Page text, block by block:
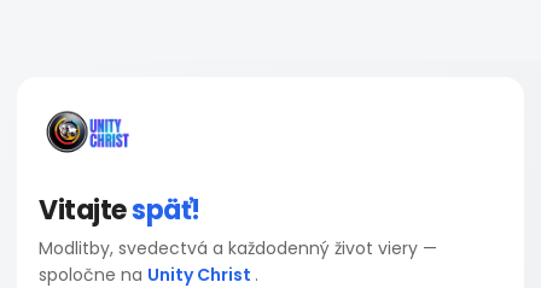
Vitajtespäť!
Modlitby, svedectvá a každodenný život viery —
spoločne na Unity Christ .